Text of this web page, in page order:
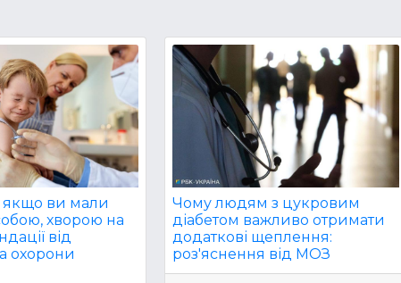
ви мали
хворою на
від
охорони
Чому людям з цукровим
діабетом важливо отримати
додаткові щеплення:
роз'яснення від МОЗ